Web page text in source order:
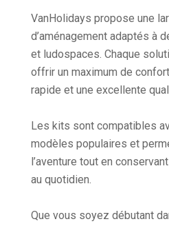
VanHolidays propose une
d’aménagement adaptés à
et ludospaces. Chaque
offrir un maximum de
rapide et une excellente
Les kits sont compatibles
modèles populaires et
l’aventure tout en
au quotidien.
Que vous soyez débutant